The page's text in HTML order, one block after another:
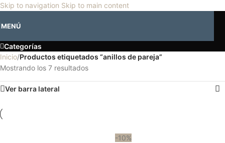
Skip to navigation Skip to main content
🎡Horario especial por vacaciones agostinas
MENÚ
anillos de pareja
Categorías
Inicio/Productos etiquetados “anillos de pareja”
Mostrando los 7 resultados
Ver barra lateral
-10%